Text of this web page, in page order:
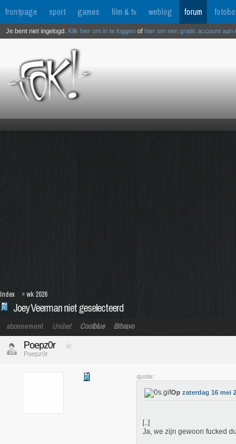
frontpage sport games film & tv weblog forum
Je bent niet ingelogd. Klik hier om in te loggen of hier om een gratis account aan
Joey Veerman niet geselecteerd
Index »wk 2026
abonnement Unibet Coolblue Bitvavo
Poepz0r
Poepz0r
quote:
Op zaterdag 16 mei
[..]
Ja, we zijn gewoon fucked